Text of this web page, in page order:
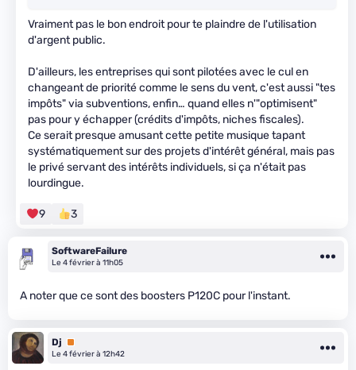
Vraiment pas le bon endroit pour te plaindre de l'utilisation
d'argent public.
D'ailleurs, les entreprises qui sont pilotées avec le cul en
changeant de priorité comme le sens du vent, c'est aussi "tes
impôts" via subventions, enfin… quand elles n'"optimisent"
pas pour y échapper (crédits d'impôts, niches fiscales).
Ce serait presque amusant cette petite musique tapant
systématiquement sur des projets d'intérêt général, mais pas
le privé servant des intérêts individuels, si ça n'était pas
lourdingue.
9 3
SoftwareFailure
Le 4 février à 11h05
A noter que ce sont des boosters P120C pour l'instant.
Dj
Premium
Le 4 février à 12h42